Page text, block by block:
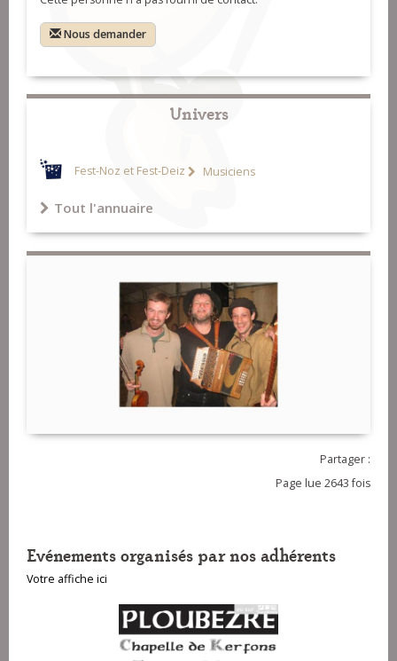
Nous demander
Univers
Fest-Noz et Fest-Deiz Musiciens
Tout l'annuaire
Partager :
Page lue 2643 fois
Evénements organisés par nos adhérents
Votre affiche ici